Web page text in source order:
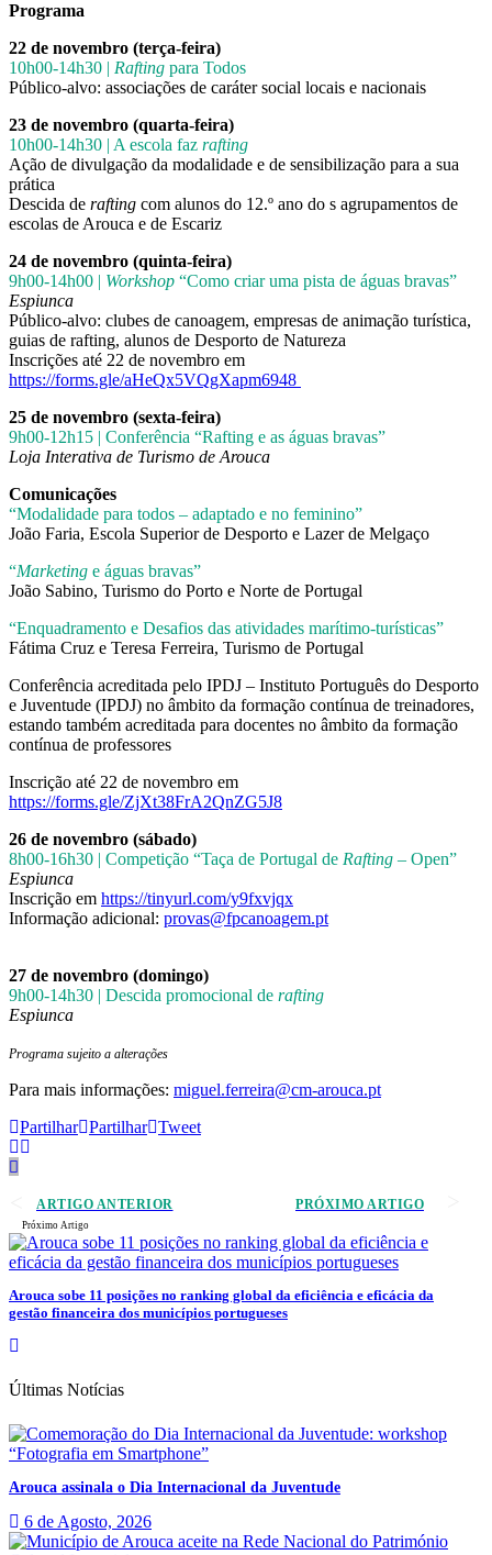
Programa
22 de novembro (terça-feira)
10h00-14h30 | Rafting para Todos
Público-alvo: associações de caráter social locais e nacionais
23 de novembro (quarta-feira)
10h00-14h30 | A escola faz rafting
Ação de divulgação da modalidade e de sensibilização para a sua
prática
Descida de rafting com alunos do 12.º ano do s agrupamentos de
escolas de Arouca e de Escariz
24 de novembro (quinta-feira)
9h00-14h00 | Workshop “Como criar uma pista de águas bravas”
Espiunca
Público-alvo: clubes de canoagem, empresas de animação turística,
guias de rafting, alunos de Desporto de Natureza
Inscrições até 22 de novembro em
https://forms.gle/aHeQx5VQgXapm6948
25 de novembro (sexta-feira)
9h00-12h15 | Conferência “Rafting e as águas bravas”
Loja Interativa de Turismo de Arouca
Comunicações
“Modalidade para todos – adaptado e no feminino”
João Faria, Escola Superior de Desporto e Lazer de Melgaço
“Marketing e águas bravas”
João Sabino, Turismo do Porto e Norte de Portugal
“Enquadramento e Desafios das atividades marítimo-turísticas”
Fátima Cruz e Teresa Ferreira, Turismo de Portugal
Conferência acreditada pelo IPDJ – Instituto Português do Desporto
e Juventude (IPDJ) no âmbito da formação contínua de treinadores,
estando também acreditada para docentes no âmbito da formação
contínua de professores
Inscrição até 22 de novembro em
https://forms.gle/ZjXt38FrA2QnZG5J8
26 de novembro (sábado)
8h00-16h30 | Competição “Taça de Portugal de Rafting – Open”
Espiunca
Inscrição em https://tinyurl.com/y9fxvjqx
Informação adicional: provas@fpcanoagem.pt
27 de novembro (domingo)
9h00-14h30 | Descida promocional de rafting
Espiunca
Programa sujeito a alterações
Para mais informações: miguel.ferreira@cm-arouca.pt
Partilhar Partilhar Tweet
ARTIGO ANTERIOR PRÓXIMO ARTIGO
Próximo Artigo
Arouca sobe 11 posições no ranking global da eficiência e eficácia da
gestão financeira dos municípios portugueses
Últimas Notícias
Arouca assinala o Dia Internacional da Juventude
6 de Agosto, 2026